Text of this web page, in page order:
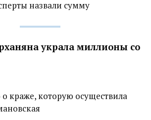
назвали сумму
украла миллионы со
о краже, которую осуществила